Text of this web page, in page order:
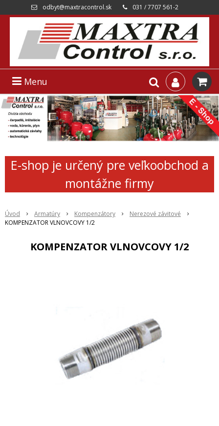
odbyt@maxtracontrol.sk 031 / 7707 561-2
Menu
E-shop je určený pre veľkoobchod a
montážne firmy
Úvod Armatúry Kompenzátory
Nerezové závitové
KOMPENZATOR VLNOVCOVY 1/2
KOMPENZATOR VLNOVCOVY 1/2